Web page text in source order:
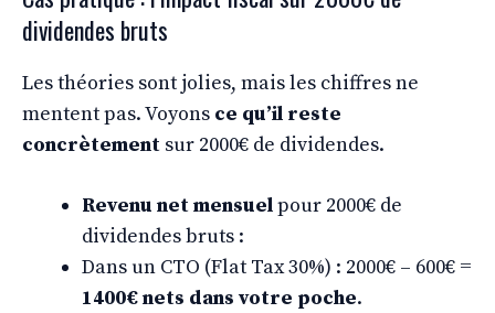
dividendes bruts
Les théories sont jolies, mais les chiffres ne
mentent pas. Voyons ce qu’il reste
concrètement sur 2000€ de dividendes.
Revenu net mensuelpour 2000€ de
dividendes bruts :
Dans un CTO (Flat Tax 30%) : 2000€ – 600€ =
1400€ nets dans votre poche.